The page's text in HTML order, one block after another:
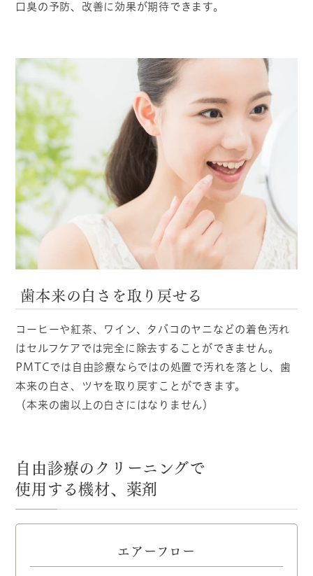
口臭の予防、改善に効果が期待できます。
歯本来の白さを取り戻せる
コーヒーや紅茶、ワイン、タバコのヤニなどの着色汚れ
はセルフケアでは完全に除去することができません。
PMTCでは自由診療ならではの処置で汚れを落とし、歯
本来の白さ、ツヤを取り戻すことができます。
（本来の歯以上の白さにはなりません）
自由診療のクリーニングで
使用する機材、薬剤
エアーフロー